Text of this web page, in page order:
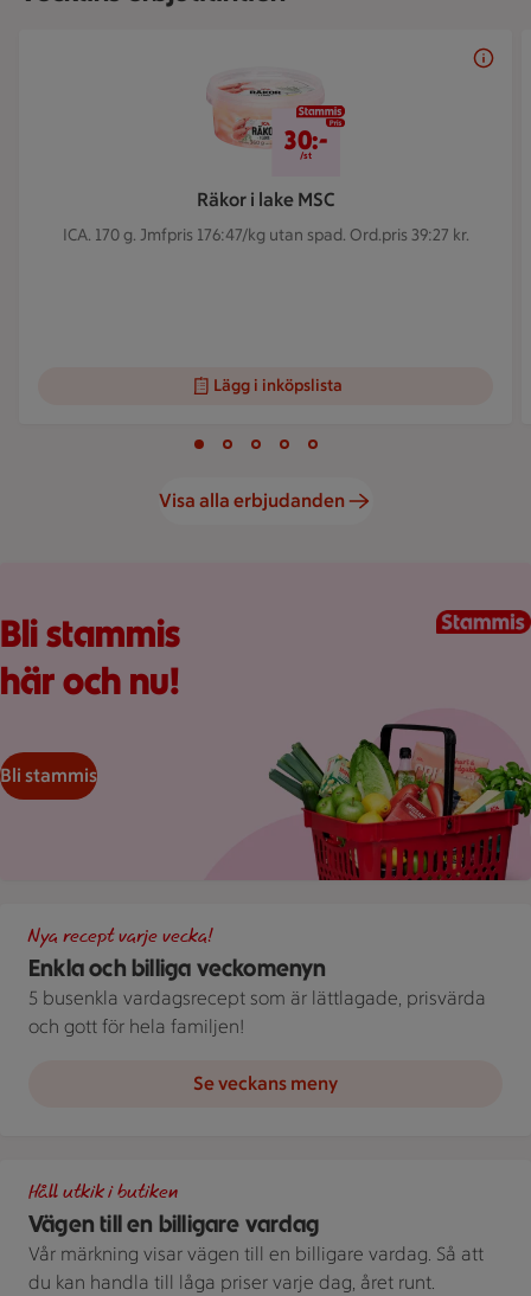
Räkor i lake MSC
ICA. 170 g. Jmfpris 176:47/kg utan spad. Ord.pris 39:27 kr.
30 kr/st
30:-
/st
Lägg i inköpslista
Bild 1 av 5
Bild 2 av 5
Bild 3 av 5Bild 4 av 5
Visa alla erbjudanden
Bli stammis
här och nu!
Bli stammis
Enkla och billiga veckomenyn
Nya recept varje vecka!
5 busenkla vardagsrecept som är lättlagade, prisvärda
och gott för hela familjen!
Se veckans meny
Vägen till en billigare vardag
Håll utkik i butiken
Vår märkning visar vägen till en billigare vardag. Så att
du kan handla till låga priser varje dag, året runt.